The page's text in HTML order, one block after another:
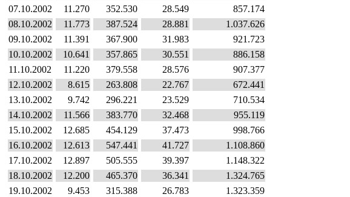
07.10.2002
11.270 352.530 28.549
857.174
08.10.2002
11.773 387.524 28.881
1.037.626
09.10.2002
11.391 367.900 31.983
921.723
10.10.2002
10.641 357.865 30.551
886.158
11.10.2002
11.220 379.558 28.576
907.377
12.10.2002
8.615 263.808 22.767
672.441
13.10.2002
9.742 296.221 23.529
710.534
14.10.2002
11.566 383.770 32.468
955.119
15.10.2002
12.685 454.129 37.473
998.766
16.10.2002
12.613 547.441 41.727
1.108.860
17.10.2002
12.897 505.555 39.397
1.148.322
18.10.2002
12.200 465.370 36.341
1.324.765
19.10.2002
9.453 315.388 26.783
1.323.359